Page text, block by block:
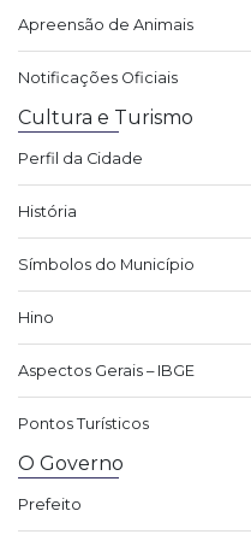
Apreensão de Animais
Notificações Oficiais
Cultura e Turismo
Perfil da Cidade
História
Símbolos do Município
Hino
Aspectos Gerais – IBGE
Pontos Turísticos
O Governo
Prefeito